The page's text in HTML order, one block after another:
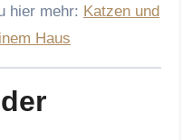
hier mehr: Katzen und
Haus